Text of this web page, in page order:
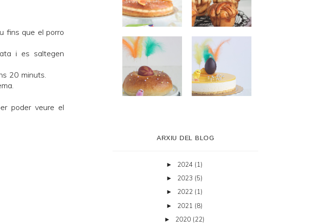
fins que el porro
i es saltegen
20 minuts.
poder veure el
ARXIU DEL BLOG
► 2024 (1)
► 2023 (5)
► 2022 (1)
► 2021 (8)
► 2020 (22)